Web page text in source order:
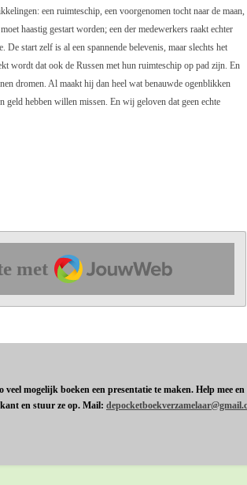
een ruimteschip, een voorgenomen tocht naar de maan,
haastig gestart worden; een der medewerkers raakt echter
start zelf is al een spannende belevenis, maar slechts het
wordt dat ook de Russen met hun ruimteschip op pad zijn. En
dromen. Al maakt hij dan heel wat benauwde ogenblikken
hebben willen missen. En wij geloven dat geen echte
met JouwWeb
mogelijk boeken een presentatie te maken. Help mee
en stuur ze op. Mail: